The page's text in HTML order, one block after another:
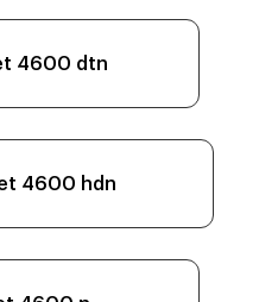
4600 dtn
4600 hdn